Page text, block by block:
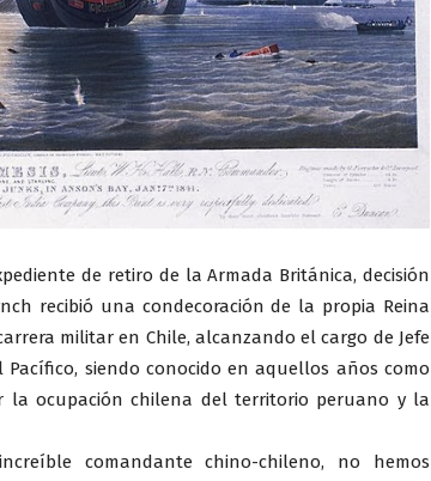
de retiro de la Armada Británica, decisión
recibió una condecoración de la propia Reina
militar en Chile, alcanzando el cargo de Jefe
siendo conocido en aquellos años como
la ocupación chilena del territorio peruano y la
comandante chino-chileno, no hemos